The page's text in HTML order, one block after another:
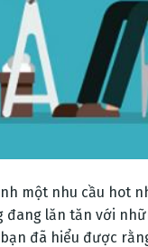
một nhu cầu hot
đang lăn tăn với
đã hiểu được